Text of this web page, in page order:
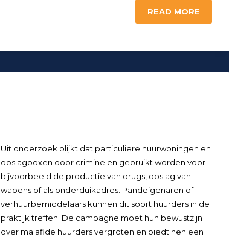
READ MORE
Uit onderzoek blijkt dat particuliere huurwoningen en
opslagboxen door criminelen gebruikt worden voor
bijvoorbeeld de productie van drugs, opslag van
wapens of als onderduikadres. Pandeigenaren of
verhuurbemiddelaars kunnen dit soort huurders in de
praktijk treffen. De campagne moet hun bewustzijn
over malafide huurders vergroten en biedt hen een